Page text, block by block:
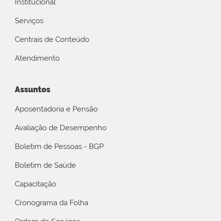
Institucional
Serviços
Centrais de Conteúdo
Atendimento
Assuntos
Aposentadoria e Pensão
Avaliação de Desempenho
Boletim de Pessoas - BGP
Boletim de Saúde
Capacitação
Cronograma da Folha